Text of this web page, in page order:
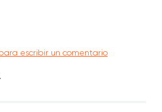
escribir un comentario